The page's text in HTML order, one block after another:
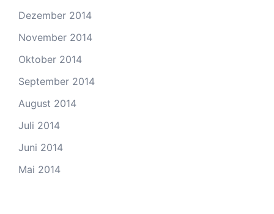
Dezember 2014
November 2014
Oktober 2014
September 2014
August 2014
Juli 2014
Juni 2014
Mai 2014